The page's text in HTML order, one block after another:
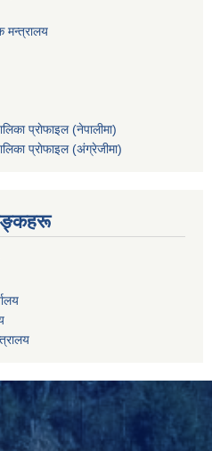
मन्त्रालय
प्राेफाइल (नेपालीमा)
प्राेफाइल(अंग्रेजीमा)